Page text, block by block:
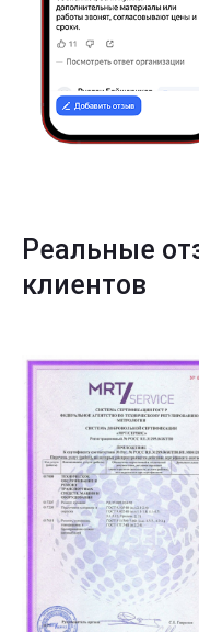
Реальные
клиентов